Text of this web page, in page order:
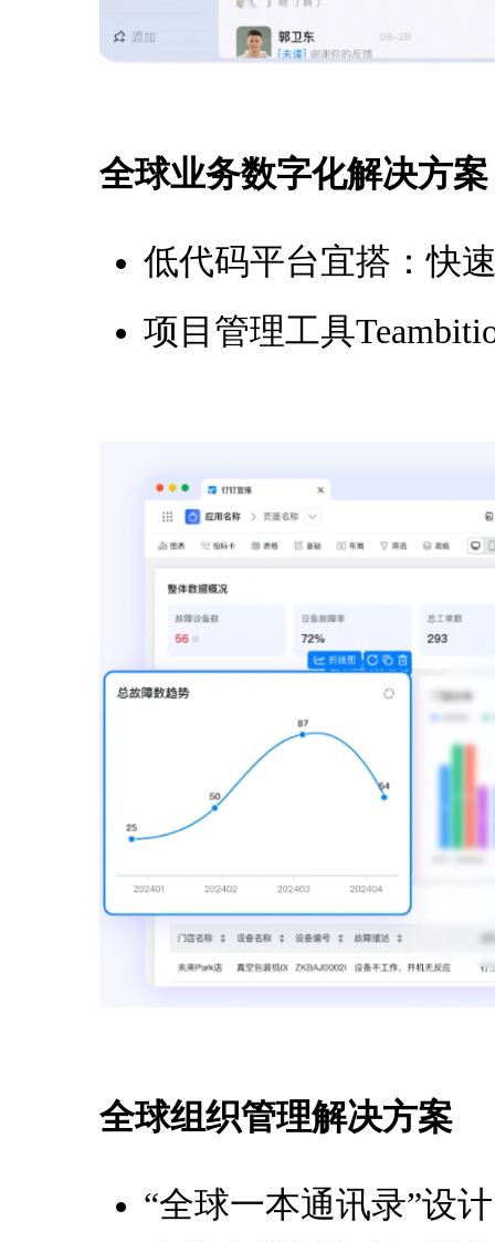
全球业务数字化解决方案
低代码平台宜搭：快
项目管理工具
全球组织管理解决方案
“全球一本通讯录”设